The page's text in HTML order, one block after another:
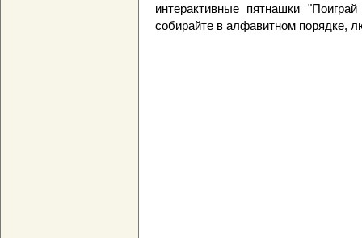
интерактивные пятнашки
собирайте в алфавитном порядке,